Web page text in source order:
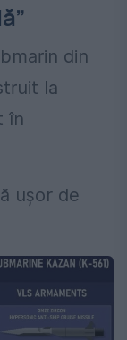
din
la
în
ușor de